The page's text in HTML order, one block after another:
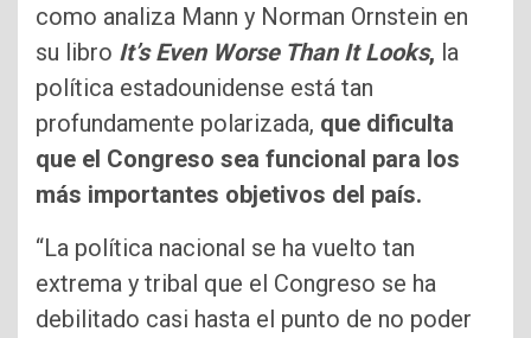
como analiza Mann y Norman Ornstein en
su libro It’s Even Worse Than It Looks, la
política estadounidense está tan
profundamente polarizada, que dificulta
que el Congreso sea funcional para los
más importantes objetivos del país.
“La política nacional se ha vuelto tan
extrema y tribal que el Congreso se ha
debilitado casi hasta el punto de no poder